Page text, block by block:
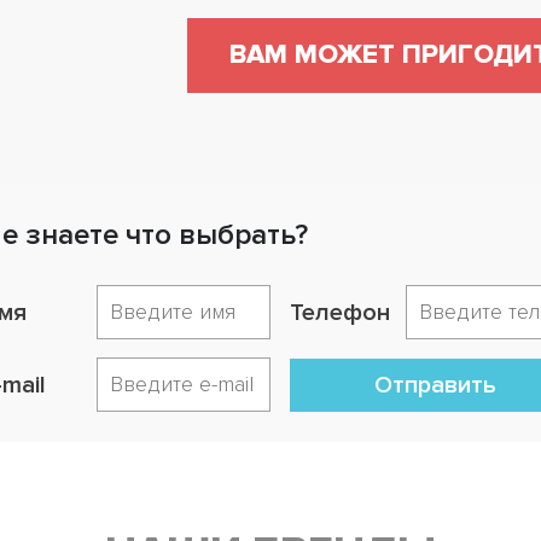
ВАМ МОЖЕТ
знаете что выбрать?
Телефон
Отправить